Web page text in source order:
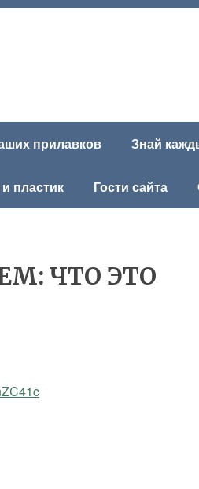
прилавков Знай
пластик Гости сайта
ЧТО ЭТО